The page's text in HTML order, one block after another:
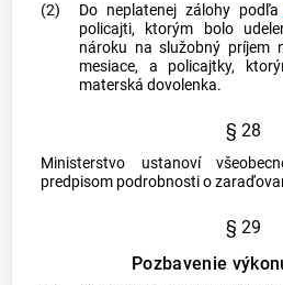
(2)
Do neplatenej zálohy
policajti, ktorým bolo
nároku na služobný príjem
mesiace, a policajtky,
materská dovolenka.
§ 28
Ministerstvo ustanoví
predpisom podrobnosti o
§ 29
Pozbavenie